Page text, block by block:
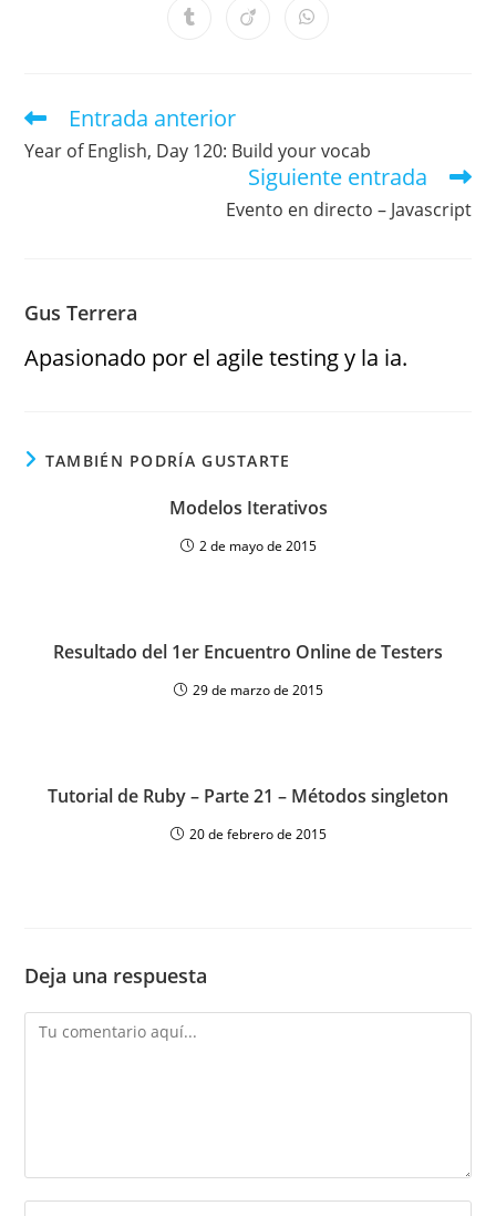
Entrada anterior
Year of English, Day 120: Build your vocab
Siguiente entrada
Evento en directo – Javascript
Gus Terrera
Apasionado por el agile testing y la ia.
TAMBIÉN PODRÍA GUSTARTE
Modelos Iterativos
2 de mayo de 2015
Resultado del 1er Encuentro Online de Testers
29 de marzo de 2015
Tutorial de Ruby – Parte 21 – Métodos singleton
20 de febrero de 2015
Deja una respuesta